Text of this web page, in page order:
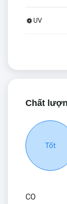
UV
Chất
Tốt
CO